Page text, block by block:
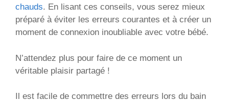
chauds. En lisant ces conseils, vous serez mieux
préparé à éviter les erreurs courantes et à créer un
moment de connexion inoubliable avec votre bébé.
N’attendez plus pour faire de ce moment un
véritable plaisir partagé !
Il est facile de commettre des erreurs lors du bain